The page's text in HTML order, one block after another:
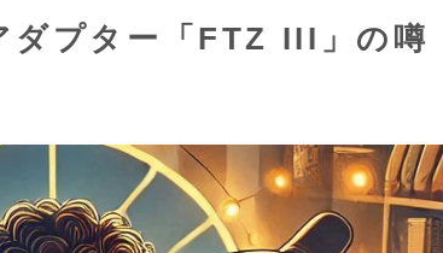
ダプター「FTZ III」の噂